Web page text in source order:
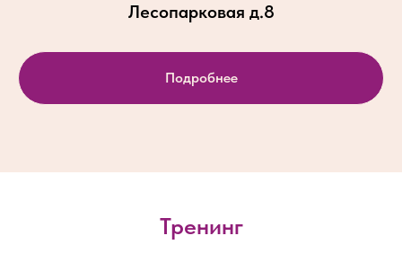
Лесопарковая д.8
Подробнее
Тренинг